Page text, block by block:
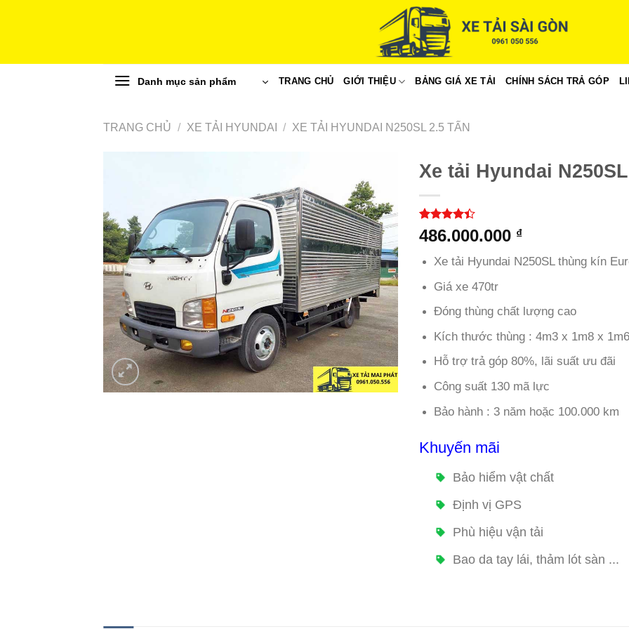
Danh mục sản phẩm TRANG CHỦ GIỚI THIỆU BẢNG GIÁ XE TẢI CHÍNH SÁCH TRẢ GÓP
TRANG CHỦ / XE TẢI HYUNDAI / XE TẢI HYUNDAI N250SL 2.5 TẤN
Xe tải Hyundai
4.40trên
5 dựa
5
giá
486.000.000 ₫
Xe tải Hyundai N250SL thùng kín
Giá xe 470tr
Đóng thùng chất lượng cao
Kích thước thùng : 4m3 x 1m8 x
Hỗ trợ trả góp 80%, lãi suất ưu đãi
Công suất 130 mã lực
Bảo hành : 3 năm hoặc 100.000 km
Khuyến mãi
Bảo hiểm vật chất
Định vị GPS
Phù hiệu vận tải
Bao da tay lái, thảm lót sàn ...